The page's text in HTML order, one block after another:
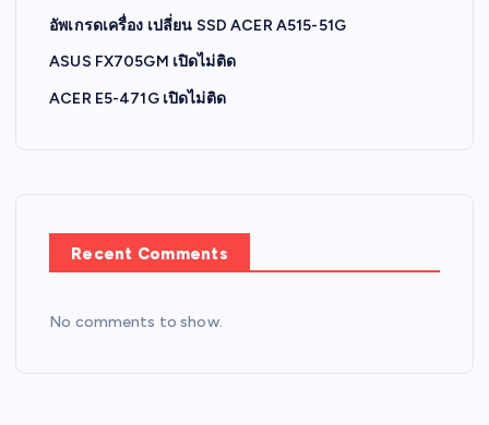
อัพเกรดเครื่อง เปลี่ยน SSD ACER A515-51G
ASUS FX705GM เปิดไม่ติด
ACER E5-471G เปิดไม่ติด
Recent Comments
No comments to show.